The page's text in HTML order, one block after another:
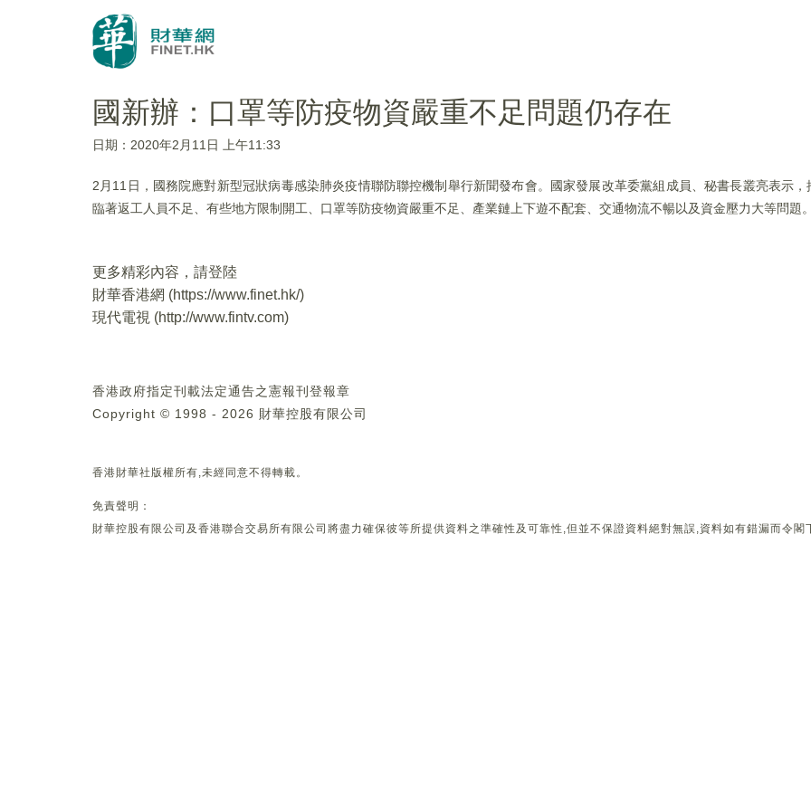
國新辦：口罩等防疫物資嚴重不足問題仍存在
日期：2020年2月11日 上午11:33
2月11日，國務院應對新型冠狀病毒感染肺炎疫情聯防聯控機制舉行新聞發布會。國家發展改革委黨組成員、秘書長叢亮表示
臨著返工人員不足、有些地方限制開工、口罩等防疫物資嚴重不足、產業鏈上下遊不配套、交通物流不暢以及資金壓力大等問題。
更多精彩內容，請登陸
財華香港網 (https://www.finet.hk/)
現代電視 (http://www.fintv.com)
香港政府指定刊載法定通告之憲報刊登報章
Copyright © 1998 - 2026 財華控股有限公司
香港財華社版權所有,未經同意不得轉載。
免責聲明：
財華控股有限公司及香港聯合交易所有限公司將盡力確保彼等所提供資料之準確性及可靠性,但並不保證資料絕對無誤,資料如有錯漏而令閣